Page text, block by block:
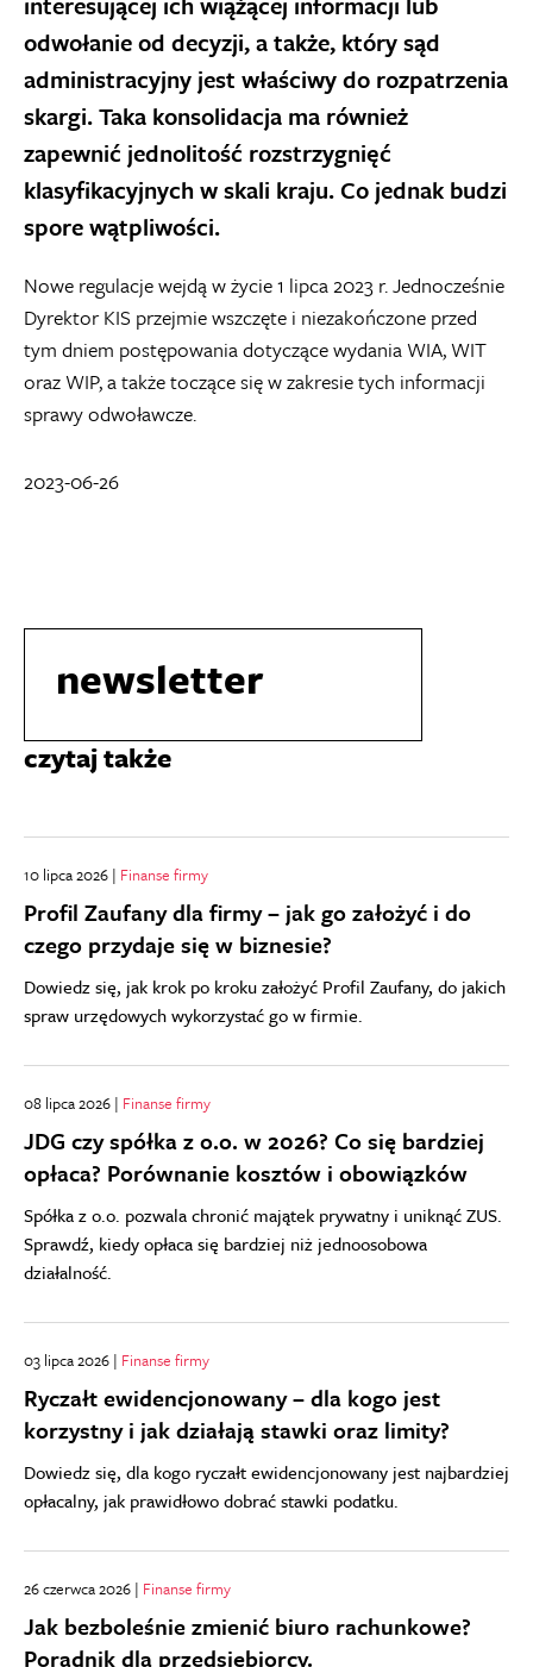
odwołanie od decyzji, a także, który sąd
administracyjny jest właściwy do rozpatrzenia
skargi. Taka konsolidacja ma również
zapewnić jednolitość rozstrzygnięć
klasyfikacyjnych w skali kraju. Co jednak budzi
spore wątpliwości.
Nowe regulacje wejdą w życie 1 lipca 2023 r. Jednocześnie
Dyrektor KIS przejmie wszczęte i niezakończone przed
tym dniem postępowania dotyczące wydania WIA, WIT
oraz WIP, a także toczące się w zakresie tych informacji
sprawy odwoławcze.
2023-06-26
newsletter
czytaj także
10 lipca 2026 | Finanse firmy
Profil Zaufany dla firmy – jak go założyć i do
czego przydaje się w biznesie?
Dowiedz się, jak krok po kroku założyć Profil Zaufany, do jakich
spraw urzędowych wykorzystać go w firmie.
08 lipca 2026 | Finanse firmy
JDG czy spółka z o.o. w 2026? Co się bardziej
opłaca? Porównanie kosztów i obowiązków
Spółka z o.o. pozwala chronić majątek prywatny i uniknąć ZUS.
Sprawdź, kiedy opłaca się bardziej niż jednoosobowa
działalność.
03 lipca 2026 | Finanse firmy
Ryczałt ewidencjonowany – dla kogo jest
korzystny i jak działają stawki oraz limity?
Dowiedz się, dla kogo ryczałt ewidencjonowany jest najbardziej
opłacalny, jak prawidłowo dobrać stawki podatku.
26 czerwca 2026 | Finanse firmy
Jak bezboleśnie zmienić biuro rachunkowe?
Poradnik dla przedsiębiorcy.